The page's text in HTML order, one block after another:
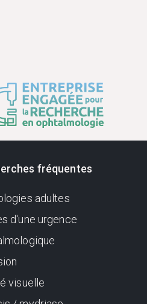
fréquentes
adultes
d'une urgence
visuelle